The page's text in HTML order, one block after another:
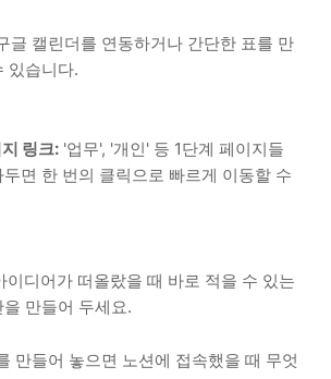
글 캘린더를 연동하거나 간단한 표를 만
있습니다.
링크: '업무', '개인' 등 1단계 페이지들
면 한 번의 클릭으로 빠르게 이동할 수
이디어가 떠올랐을 때 바로 적을 수 있는
만들어 두세요.
만들어 놓으면 노션에 접속했을 때 무엇